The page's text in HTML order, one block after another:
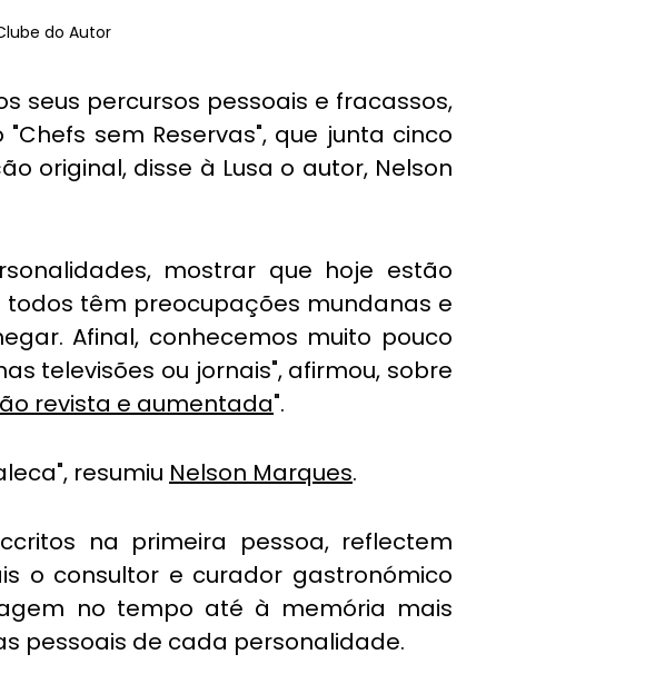
do Autor
seus percursos pessoais e fracassos,
sem Reservas", que junta cinco
original, disse à Lusa o autor, Nelson
mostrar que hoje estão
têm preocupações mundanas e
Afinal, conhecemos muito pouco
televisões ou jornais", afirmou, sobre
revista e aumentada".
resumiu Nelson Marques.
na primeira pessoa, reflectem
o consultor e curador gastronómico
no tempo até à memória mais
pessoais de cada personalidade.